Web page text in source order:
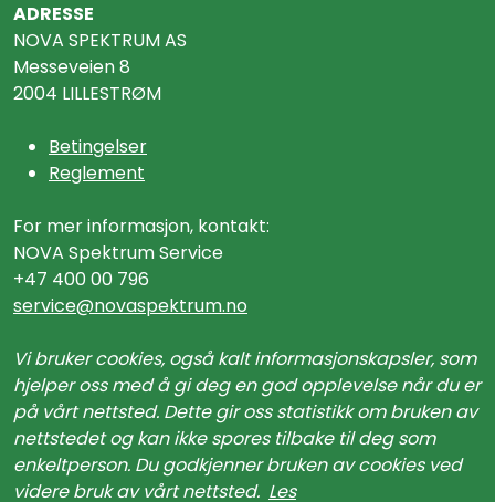
ADRESSE
NOVA SPEKTRUM AS
Messeveien 8
2004 LILLESTRØM
Betingelser
Reglement
For mer informasjon, kontakt:
NOVA Spektrum Service
+47 400 00 796
service@novaspektrum.no
Vi bruker cookies, også kalt informasjonskapsler, som
hjelper oss med å gi deg en god opplevelse når du er
på vårt nettsted. Dette gir oss statistikk om bruken av
nettstedet og kan ikke spores tilbake til deg som
enkeltperson. Du godkjenner bruken av cookies ved
videre bruk av vårt nettsted. Les